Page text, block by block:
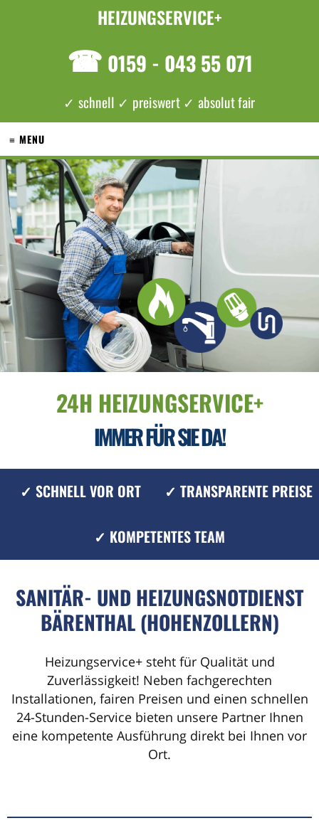
HEIZUNGSERVICE+
☎ 0159 - 043 55 071
✓ schnell ✓ preiswert ✓ absolut fair
≡ MENU
24H HEIZUNGSERVICE+
IMMER FÜR SIE DA!
✓ SCHNELL VOR ORT ✓ TRANSPARENTE PREISE
✓ KOMPETENTES TEAM
SANITÄR- UND HEIZUNGSNOTDIENST
BÄRENTHAL (HOHENZOLLERN)
Heizungservice+ steht für Qualität und
Zuverlässigkeit! Neben fachgerechten
Installationen, fairen Preisen und einen schnellen
24-Stunden-Service bieten unsere Partner Ihnen
eine kompetente Ausführung direkt bei Ihnen vor
Ort.